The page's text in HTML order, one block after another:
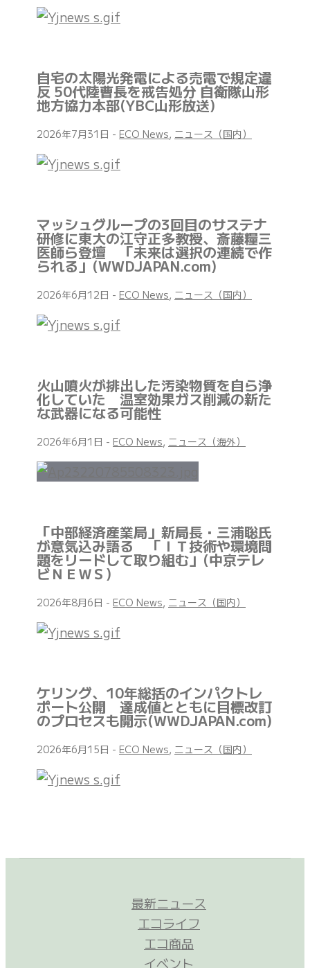
自宅の太陽光発電による売電で規定違
反 50代陸曹長を戒告処分 自衛隊山形
地方協力本部(YBC山形放送)
2026年7月31日 - ECO News, ニュース（国内）
マッシュグループの3回目のサステナ
研修に東大の江守正多教授、斎藤糧三
医師ら登壇 「未来は選択の連続で作
られる」(WWDJAPAN.com)
2026年6月12日 - ECO News, ニュース（国内）
火山噴火が排出した汚染物質を自ら浄
化していた 温室効果ガス削減の新た
な武器になる可能性
2026年6月1日 - ECO News, ニュース（海外）
「中部経済産業局」新局長・三浦聡氏
が意気込み語る 「ＩＴ技術や環境問
題をリードして取り組む」(中京テレ
ビＮＥＷＳ)
2026年8月6日 - ECO News, ニュース（国内）
ケリング、10年総括のインパクトレ
ポート公開 達成値とともに目標改訂
のプロセスも開示(WWDJAPAN.com)
2026年6月15日 - ECO News, ニュース（国内）
最新ニュース
エコライフ
エコ商品
イベント